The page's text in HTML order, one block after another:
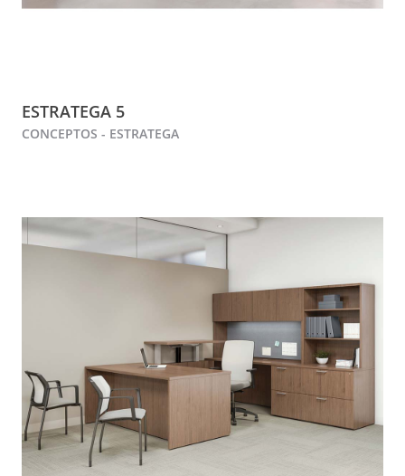
ESTRATEGA 5
CONCEPTOS - ESTRATEGA